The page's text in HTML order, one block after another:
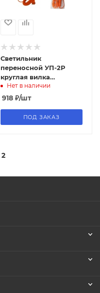
Светильник
переносной УП-2Р
круглая вилка
2Р/5метров TDM
Нет в наличии
918₽/шт
ПОД ЗАКАЗ
2